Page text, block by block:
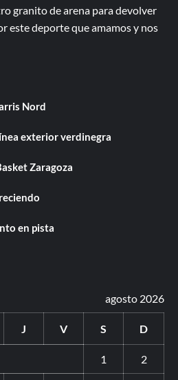
granito de arena para devolver
este deporte que amamos y nos
Nord
exterior verdinegra
Zaragoza
en pista
agosto 2026
J V S D
1 2